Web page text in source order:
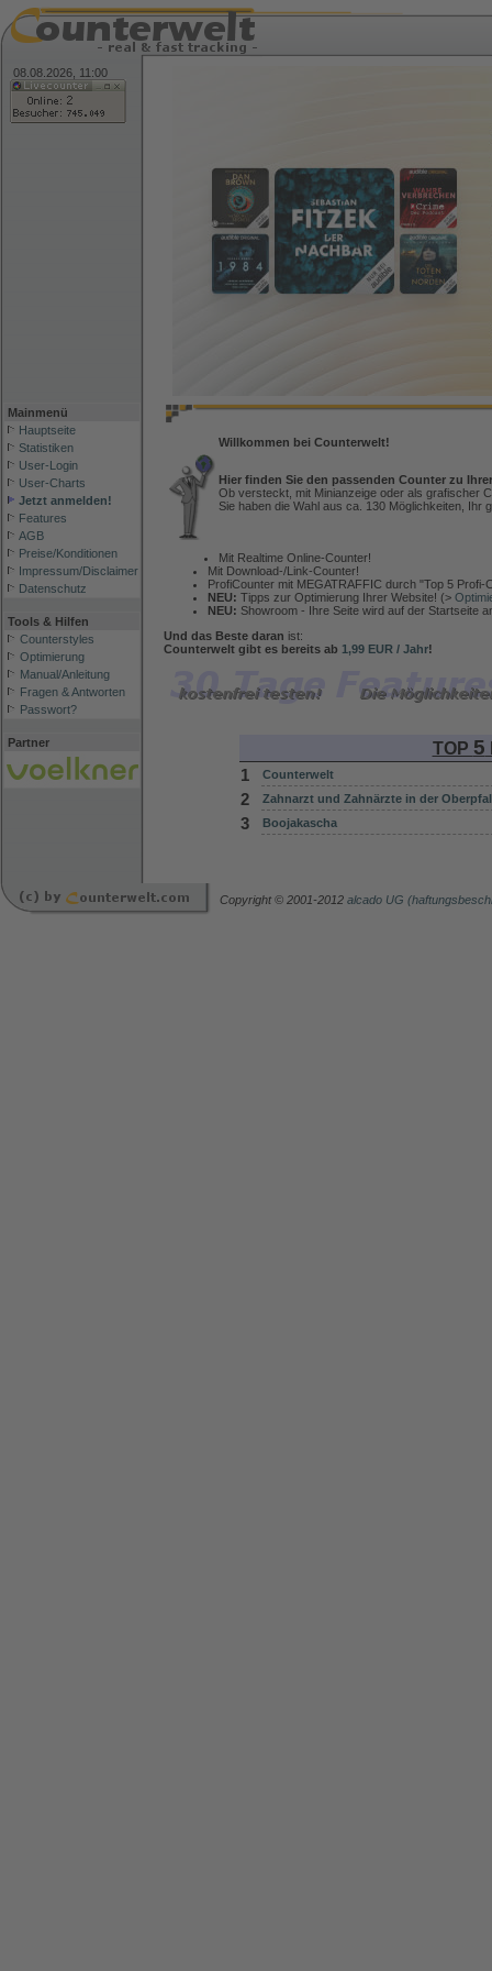
08.08.2026, 11:00
Mainmenü
Hauptseite
Statistiken
User-Login
User-Charts
Jetzt anmelden!
Features
AGB
Preise/Konditionen
Impressum/Disclaimer
Datenschutz
Tools & Hilfen
Counterstyles
Optimierung
Manual/Anleitung
Fragen & Antworten
Passwort?
Partner
Willkommen bei Counterwelt!
Hier finden Sie den passenden Counter zu
Ob versteckt, mit Minianzeige oder als grafischer
Sie haben die Wahl aus ca. 130 Möglichkeiten, Ihr
Mit Realtime Online-Counter!
Mit Download-/Link-Counter!
ProfiCounter mit MEGATRAFFIC durch "Top 5 Profi-
NEU: Tipps zur Optimierung Ihrer Website! (>
NEU: Showroom - Ihre Seite wird auf der Startseite
Und das Beste daran ist:
Counterwelt gibt es bereits ab 1,99 EUR / Jahr!
TOP 5
1
Counterwelt
2 Zahnarzt und Zahnärzte in der
3 Boojakascha
Copyright © 2001-2012 alcado UG